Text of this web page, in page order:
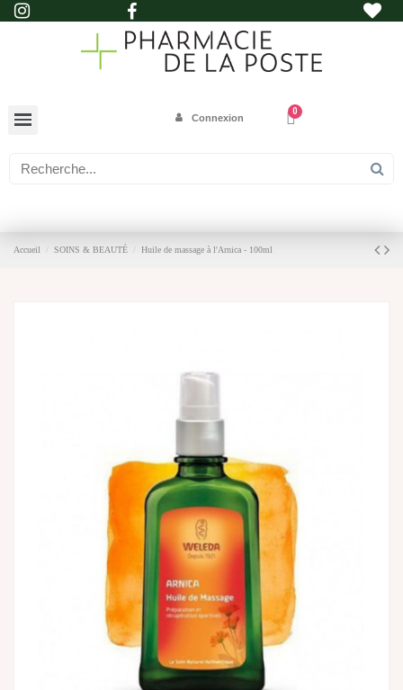
Connexion
Accueil SOINS & BEAUTÉ Huile de massage à l'Arnica - 100ml